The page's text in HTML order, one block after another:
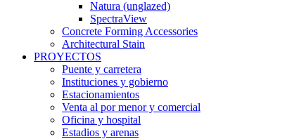
Natura (unglazed)
SpectraView
Concrete Forming Accessories
Architectural Stain
PROYECTOS
Puente y carretera
Instituciones y gobierno
Estacionamientos
Venta al por menor y comercial
Oficina y hospital
Estadios y arenas